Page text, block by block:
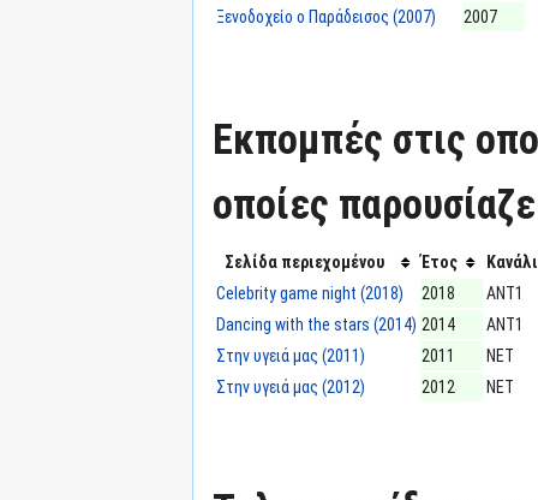
Ξενοδοχείο ο Παράδεισος (2007) 2007
Εκπομπές στις
οποίες
Σελίδα περιεχομένου Έτος
Κανάλι
Celebrity game night (2018)
2018
ΑΝΤ1
Dancing with the stars (2014) 2014
ΑΝΤ1
Στην υγειά μας (2011)
2011
ΝΕΤ
Στην υγειά μας (2012)
2012 ΝΕΤ